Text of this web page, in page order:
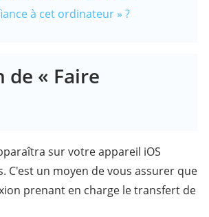
à cet ordinateur » ?
de « Faire
sur votre appareil iOS
un moyen de vous assurer que
prenant en charge le transfert de